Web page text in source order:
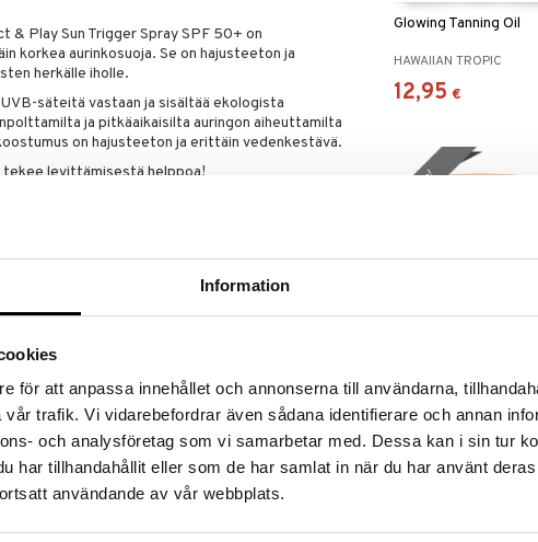
Information
för att anpassa innehållet och annonserna till användarna,
trafik. Vi vidarebefordrar även sådana identifierare och annan
och analysföretag som vi samarbetar med. Dessa kan i sin tur
har tillhandahållit eller som de har samlat in när du har använt
användande av vår webbplats.
& Play Sun Trigger Spray SPF 50+ on
korkea aurinkosuoja. Se on hajusteeton ja
herkälle iholle.
säteitä vastaan ja sisältää ekologista
ja pitkäaikaisilta auringon aiheuttamilta
on hajusteeton ja erittäin vedenkestävä.
tekee levittämisestä helppoa!
hyväksymä. Tuotteella on Ocean
UV-suodattimia Octinoxate, Oxybenzone ja
50+
vastaan
lasten herkälle iholle
levittää
hajoava
uimisen/hikoilun/pyyhekuivauksen jälkeen.
Glowing Tanning Oil
HAWAIIAN TROPIC
12,95 €
HAWAIIAN TROPIC
17,95 €
lahja!